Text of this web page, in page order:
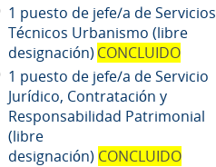
1 puesto de jefe/a de Servicios
Técnicos Urbanismo (libre
designación) CONCLUIDO
1 puesto de jefe/a de Servicio
Jurídico, Contratación y
Responsabilidad Patrimonial
(libre
designación) CONCLUIDO